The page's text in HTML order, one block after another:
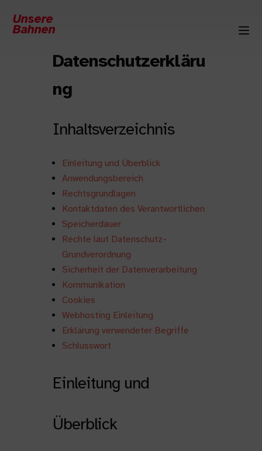
Unsere
Bahnen
Datenschutzerkläru
ng
Inhaltsverzeichnis
Einleitung und Überblick
Anwendungsbereich
Rechtsgrundlagen
Kontaktdaten des Verantwortlichen
Speicherdauer
Rechte laut Datenschutz-
Grundverordnung
Sicherheit der Datenverarbeitung
Kommunikation
Cookies
Webhosting Einleitung
Erklärung verwendeter Begriffe
Schlusswort
Einleitung und
Überblick